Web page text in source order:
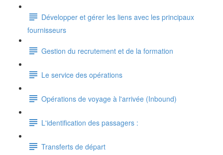
Développer et gérer les liens avec les principaux
fournisseurs
Gestion du recrutement et de la formation
Le service des opérations
Opérations de voyage à l'arrivée (Inbound)
L'identification des passagers :
Transferts de départ